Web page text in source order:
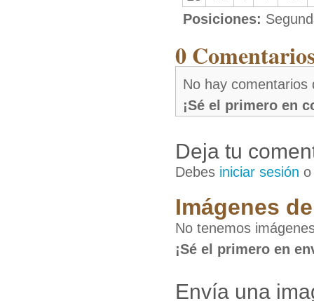
Posiciones:
0
No hay comentarios
¡Sé el primero en
Deja tu
Debes iniciar sesión
Imágenes
No tenemos
¡Sé el primero en
Envía una